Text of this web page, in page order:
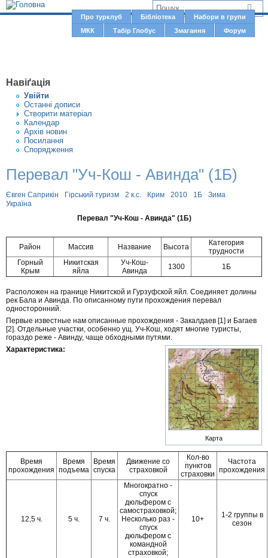
Jump to navigation
о
е
Про турклуб Бібліотека
Набори в групи
МКК
Табір Глобус Змагання Форум
В
Навіґація
Увiйти
Останні дописи
Створити матерiал
Календар
Архів новин
Посилання
Спорядження
Перевал "Уч-Кош - Авинда" (1Б)
Євген Саприкін Гірський туризм 2 к.с. Крим 2010 1Б
Зима
Україна
Перевал "Уч-Кош - Авинда" (1Б)
Район Массив Название Высота
Категория
трудности
Горный
Крым
Никитская
яйла
Уч-Кош-
Авинда
1300 1Б
Расположен на границе Никитской и Гурзуфской яйл. Соединяет долины
рек Бала и Авинда. По описанному пути прохождения перевал
односторонний.
Первые известные нам описанные прохождения - Закалдаев [1] и Багаев
[2]. Отдельные участки, особенно ущ. Уч-Кош, ходят многие туристы,
гораздо реже - Авинду, чаще обходными путями.
Карта
Характеристика:
Время
прохождения
Время
подъема
Время
спуска
Движение со
страховкой
Кол-во
пунктов
страховки
Частота
прохождения
12,5 ч. 5 ч. 7 ч.
Многократно -
спуск
дюльфером с
самостраховкой;
Несколько раз -
спуск
дюльфером с
командной
страховкой;
10+
1-2 группы в
сезон